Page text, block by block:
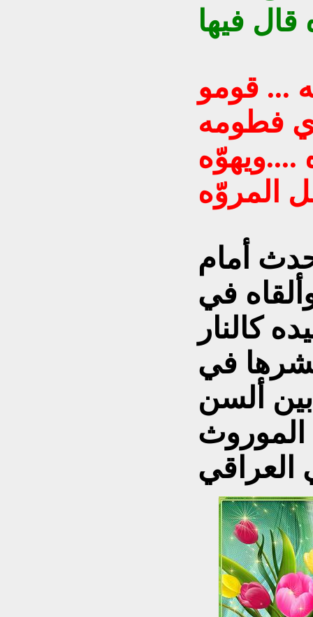
... قومو
فطومه
....ويهوّه
المروّه
أمام
في
كالنار
في
ألسن